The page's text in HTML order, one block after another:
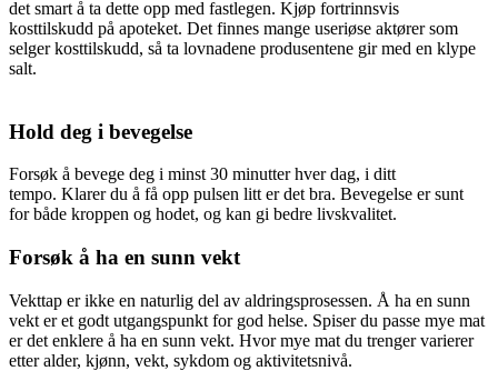
det smart å ta dette opp med fastlegen. Kjøp fortrinnsvis
kosttilskudd på apoteket. Det finnes mange useriøse aktører som
selger kosttilskudd, så ta lovnadene produsentene gir med en klype
salt.
Hold deg i bevegelse
Forsøk å bevege deg i minst 30 minutter hver dag, i ditt
tempo. Klarer du å få opp pulsen litt er det bra. Bevegelse er sunt
for både kroppen og hodet, og kan gi bedre livskvalitet.
Forsøk å ha en sunn vekt
Vekttap er ikke en naturlig del av aldringsprosessen. Å ha en sunn
vekt er et godt utgangspunkt for god helse. Spiser du passe mye mat
er det enklere å ha en sunn vekt. Hvor mye mat du trenger varierer
etter alder, kjønn, vekt, sykdom og aktivitetsnivå.